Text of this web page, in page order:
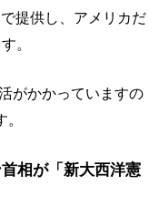
提供し、アメリカだ
。
がかかっていますの
相が「新大西洋憲